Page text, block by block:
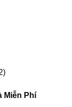
Miễn Phí